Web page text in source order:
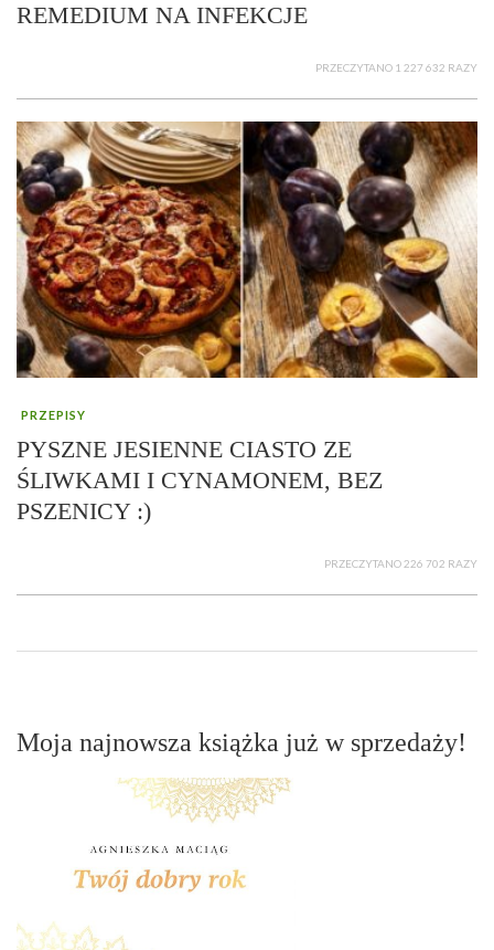
REMEDIUM NA INFEKCJE
PRZECZYTANO 1 227 632 RAZY
PRZEPISY
PYSZNE JESIENNE CIASTO ZE
ŚLIWKAMI I CYNAMONEM, BEZ
PSZENICY :)
PRZECZYTANO 226 702 RAZY
Moja najnowsza książka już w sprzedaży!